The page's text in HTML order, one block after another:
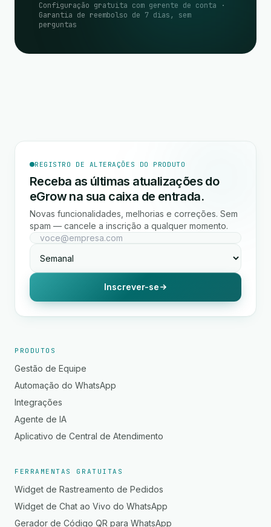
Configuração gratuita com gerente de conta ·
Garantia de reembolso de 7 dias, sem
perguntas
REGISTRO DE ALTERAÇÕES DO PRODUTO
Receba as últimas atualizações do
eGrow na sua caixa de entrada.
Novas funcionalidades, melhorias e correções. Sem
spam — cancele a inscrição a qualquer momento.
Inscrever-se
PRODUTOS
Gestão de Equipe
Automação do WhatsApp
Integrações
Agente de IA
Aplicativo de Central de Atendimento
FERRAMENTAS GRATUITAS
Widget de Rastreamento de Pedidos
Widget de Chat ao Vivo do WhatsApp
Gerador de Código QR para WhatsApp